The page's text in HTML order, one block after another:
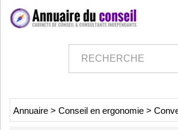
Annuaire > Conseil en ergonomie >